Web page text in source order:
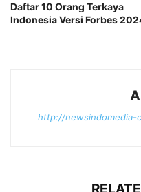
Daftar 10 Orang Terkaya
Indonesia Versi Forbes
http://newsindomedia-